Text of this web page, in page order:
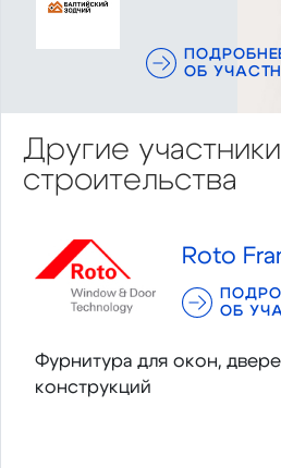
ОБ
Другие участники
строительства
Roto
ОБ
Фурнитура для окон,
конструкций